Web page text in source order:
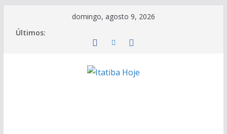
para
domingo, agosto 9, 2026
Últimos: